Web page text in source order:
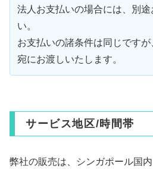
法人お支払いの場合には、別
い。
お支払いの諸条件は同じです
宛にお渡しいたします。
サービス地区/時間帯
弊社の販売は、シンガポール国